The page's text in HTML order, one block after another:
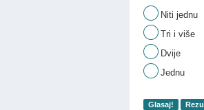
Niti jednu
Tri i više
Dvije
Jednu
Glasaj!